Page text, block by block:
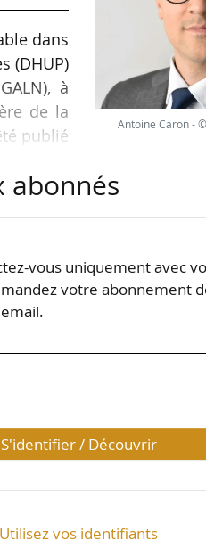
dans
(DHUP)
à
de la
publié
EDF,
Antoine Caron -
abonnés
vous uniquement avec
votre abonnement
S'identifier / Découvrir
Utilisez vos identifiants